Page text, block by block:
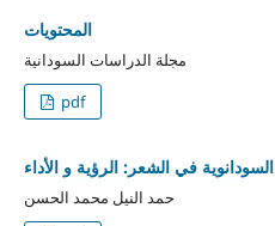
المحتويات
مجلة الدراسات السودانية
pdf
السودانوية في الشعر: الرؤية و الأداء
حمد النيل محمد الحسن